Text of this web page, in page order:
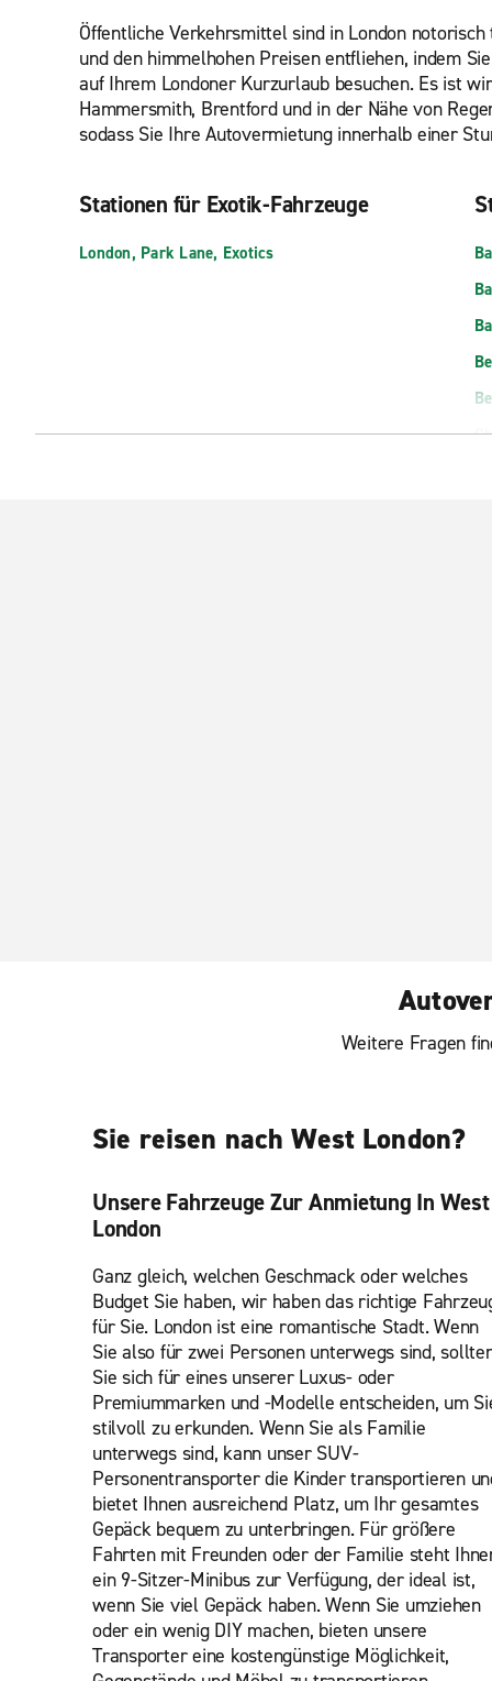
Öffentliche Verkehrsmittel sind in London
und den himmelhohen Preisen entfliehen, indem
auf Ihrem Londoner Kurzurlaub besuchen. Es ist
Hammersmith, Brentford und in der Nähe von
sodass Sie Ihre Autovermietung innerhalb einer
Stationen für Exotik-Fahrzeuge
London, Park Lane, Exotics
Weitere Fragen
Sie reisen nach West London?
Unsere Fahrzeuge Zur Anmietung In West
London
Ganz gleich, welchen Geschmack oder welches
Budget Sie haben, wir haben das richtige
für Sie. London ist eine romantische Stadt. Wenn
Sie also für zwei Personen unterwegs sind,
Sie sich für eines unserer Luxus- oder
Premiummarken und -Modelle entscheiden, um
stilvoll zu erkunden. Wenn Sie als Familie
unterwegs sind, kann unser SUV-
Personentransporter die Kinder transportieren
bietet Ihnen ausreichend Platz, um Ihr gesamtes
Gepäck bequem zu unterbringen. Für größere
Fahrten mit Freunden oder der Familie steht
ein 9-Sitzer-Minibus zur Verfügung, der ideal ist,
wenn Sie viel Gepäck haben. Wenn Sie umziehen
oder ein wenig DIY machen, bieten unsere
Transporter eine kostengünstige Möglichkeit,